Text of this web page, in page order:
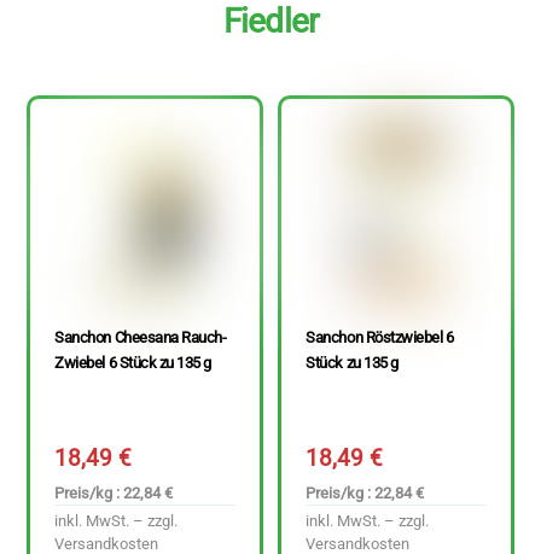
Fiedler
Sanchon Cheesana Rauch-
Zwiebel 6 Stück zu 135 g
18,49€
Preis/kg : 22,84 €
inkl. MwSt. – zzgl.
Versandkosten
Sanchon Röstzwiebel 6
Stück zu 135 g
18,49€
Preis/kg : 22,84 €
inkl. MwSt. – zzgl.
Versandkosten